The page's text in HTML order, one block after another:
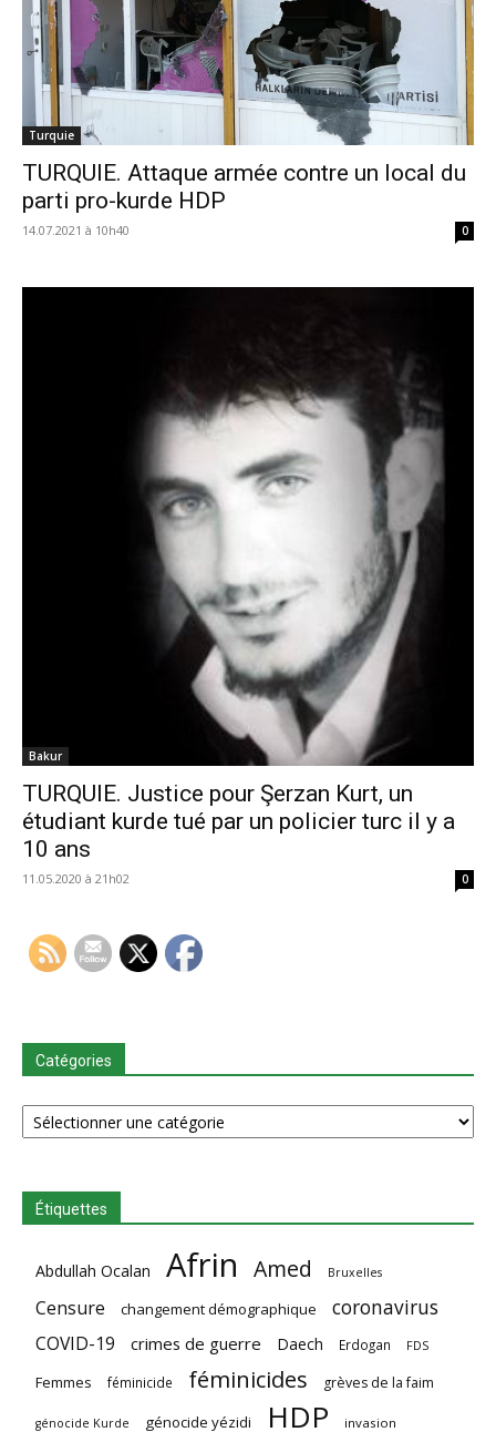
Turquie
TURQUIE. Attaque armée contre un local du
parti pro-kurde HDP
14.07.2021 à 10h40 0
Bakur
TURQUIE. Justice pour Şerzan Kurt, un
étudiant kurde tué par un policier turc il y a
10 ans
11.05.2020 à 21h02 0
Catégories
Catégories
Étiquettes
Abdullah Ocalan Afrin Amed Bruxelles
Censure changement démographique coronavirus
COVID-19 crimes de guerre Daech Erdogan FDS
Femmes féminicide féminicides grèves de la faim
génocide Kurde génocide yézidi HDP invasion